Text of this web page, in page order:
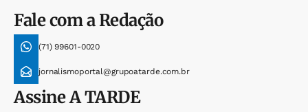
Fale com a Redação
(71) 99601-0020
jornalismoportal@grupoatarde.com.br
AssineA TARDE